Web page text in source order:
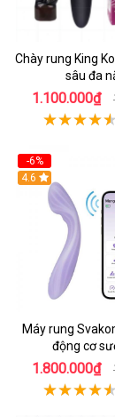
Chày rung King
sâu đa
1.100.000₫
-6%
4.6
Máy rung
động cơ
1.800.000₫